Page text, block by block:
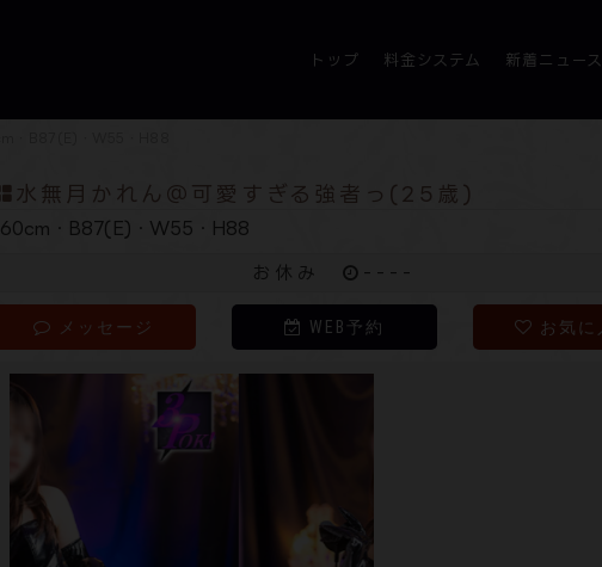
トップ 料金システム 新着ニュース
水無月かれん＠可愛すぎる強者っ(25歳)
160cm・B87(E)・W55・H88
お休み ----
メッセージ WEB予約 お気に